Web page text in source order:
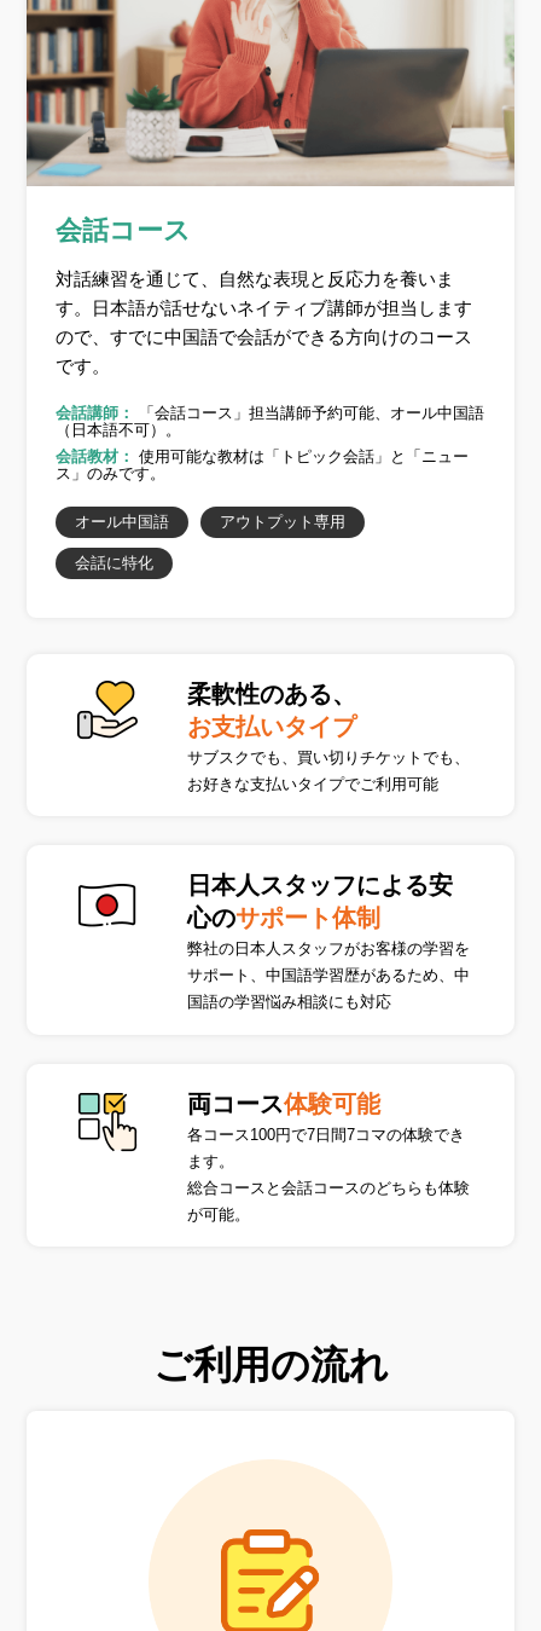
会話コース
対話練習を通じて、自然な表現と反応力を養いま
す。日本語が話せないネイティブ講師が担当します
ので、すでに中国語で会話ができる方向けのコース
です。
会話講師：
「会話コース」担当講師予約可能、オール中国語
（日本語不可）。
会話教材： 使用可能な教材は「トピック会話」と「ニュー
ス」のみです。
オール中国語 アウトプット専用
会話に特化
柔軟性のある、
お支払いタイプ
サブスクでも、買い切りチケットでも、
お好きな支払いタイプでご利用可能
日本人スタッフによる安
心のサポート体制
弊社の日本人スタッフがお客様の学習を
サポート、中国語学習歴があるため、中
国語の学習悩み相談にも対応
両コース体験可能
各コース100円で7日間7コマの体験でき
ます。
総合コースと会話コースのどちらも体験
が可能。
ご利用の流れ